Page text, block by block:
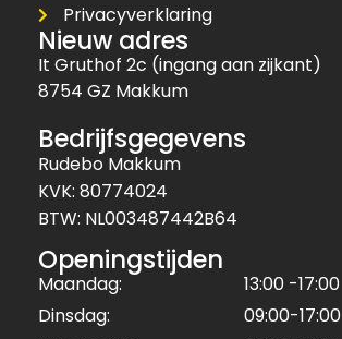
Privacyverklaring
Nieuw adres
It Gruthof 2c (ingang aan zijkant)
8754 GZ Makkum
Bedrijfsgegevens
Rudebo Makkum
KVK: 80774024
BTW: NL003487442B64
Openingstijden
Maandag:
13:00 -17:00
Dinsdag:
09:00-17:00